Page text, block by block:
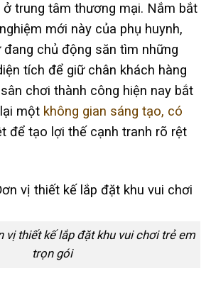
trung tâm thương mại. Nắm bắt
mới này của phụ huynh,
chủ động săn tìm những
tích để giữ chân khách hàng
chơi thành công hiện nay bắt
một không gian sáng tạo, có
để tạo lợi thế cạnh tranh rõ rệt
vị thiết kế lắp đặt khu vui chơi trẻ em
trọn gói